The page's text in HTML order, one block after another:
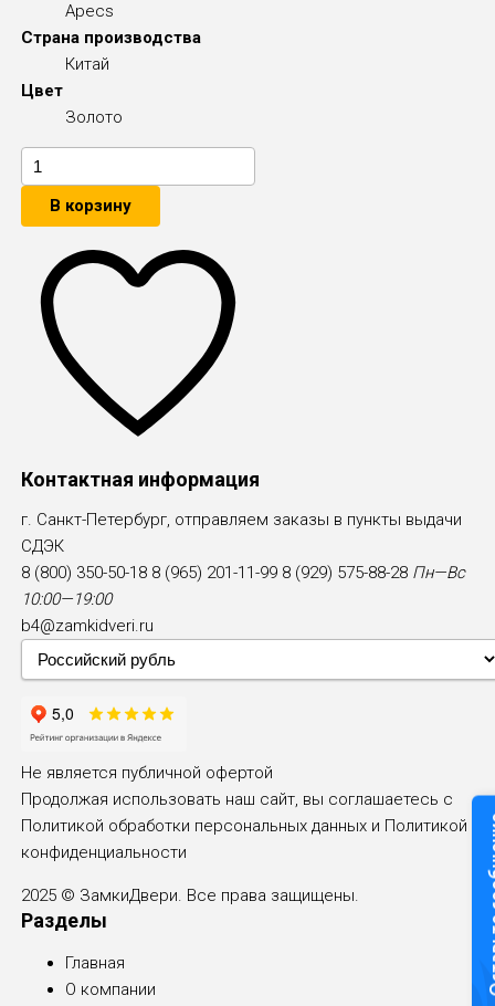
Apecs
Страна производства
Китай
Цвет
Золото
В корзину
Контактная информация
г. Санкт-Петербург, отправляем заказы в пункты выдачи
СДЭК
8 (800) 350-50-18 8 (965) 201-11-99 8 (929) 575-88-28 Пн—Вс
10:00—19:00
b4@zamkidveri.ru
Не является публичной офертой
Продолжая использовать наш сайт, вы соглашаетесь с
Политикой обработки персональных данных и Политикой
конфиденциальности
2025 © ЗамкиДвери. Все права защищены.
Разделы
Главная
О компании